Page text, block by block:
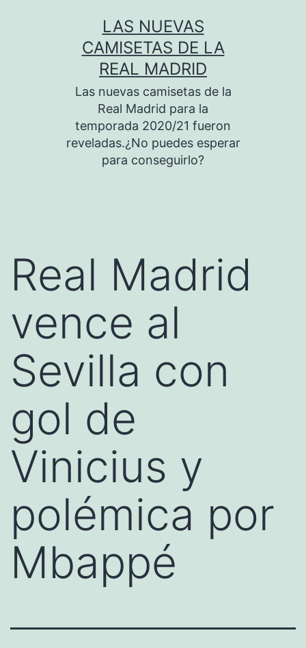
LAS NUEVAS
CAMISETAS DE LA
REAL MADRID
Las nuevas camisetas de la
Real Madrid para la
temporada 2020/21 fueron
reveladas.¿No puedes esperar
para conseguirlo?
Real Madrid
vence al
Sevilla con
gol de
Vinicius y
polémica por
Mbappé